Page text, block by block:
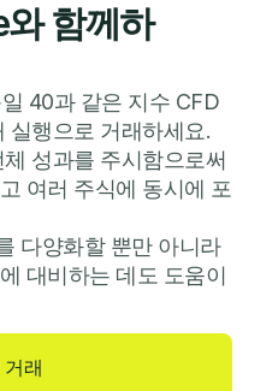
함께하
40과 같은 지수 CFD
실행으로 거래하세요.
성과를 주시함으로써
여러 주식에 동시에 포
다양화할 뿐만 아니라
대비하는 데도 도움이
래